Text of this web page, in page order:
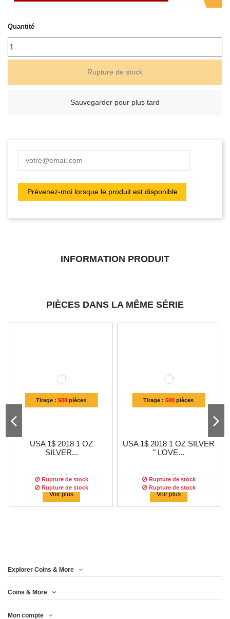
Quantité
Rupture de stock
Sauvegarder pour plus tard
INFORMATION PRODUIT
PIÈCES DANS LA MÊME SÉRIE
Tirage :500 pièces
USA 1$ 2018 1 OZ
SILVER...
44,13 €
Rupture de stock
Voir plus
Tirage :500 pièces
USA 1$ 2018 1 OZ SILVER
" LOVE...
44,13 €
Rupture de stock
Voir plus
Rupture de stock Rupture de stock
Rupture de stock
Explorer Coins & More
Coins & More
Mon compte